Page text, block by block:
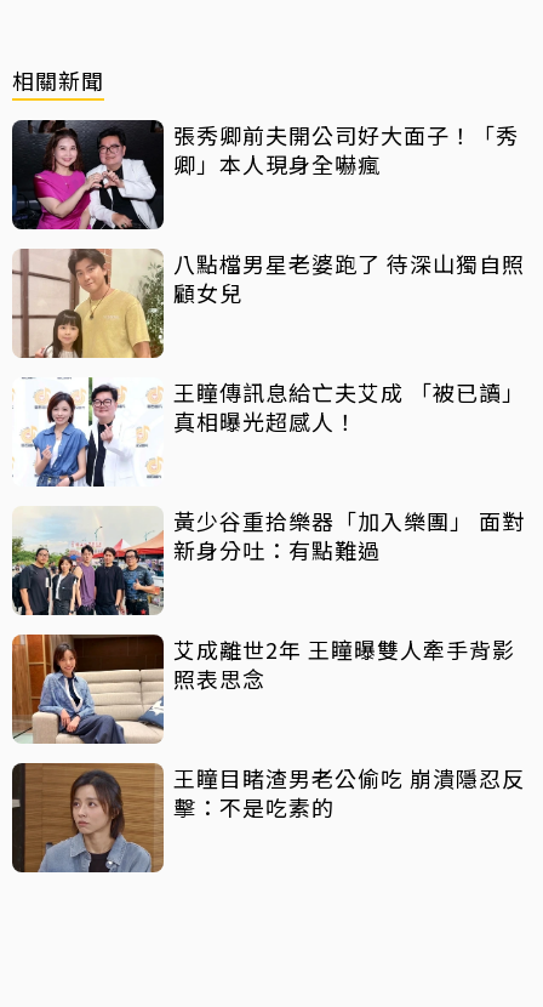
相關新聞
張秀卿前夫開公司好大面子！「秀
卿」本人現身全嚇瘋
八點檔男星老婆跑了 待深山獨自照
顧女兒
王瞳傳訊息給亡夫艾成 「被已讀」
真相曝光超感人！
黃少谷重拾樂器「加入樂團」 面對
新身分吐：有點難過
艾成離世2年 王瞳曝雙人牽手背影
照表思念
王瞳目睹渣男老公偷吃 崩潰隱忍反
擊：不是吃素的